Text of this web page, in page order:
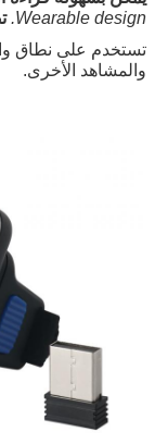
Wearable design.
تستخدم على نطاق
والمشاهد الأخرى.